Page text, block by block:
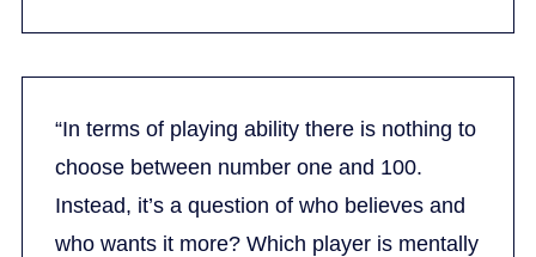
“In terms of playing ability there is nothing to
choose between number one and 100.
Instead, it’s a question of who believes and
who wants it more? Which player is mentally